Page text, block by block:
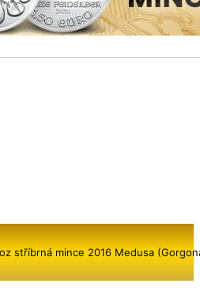
stříbrná mince 2016 Medusa